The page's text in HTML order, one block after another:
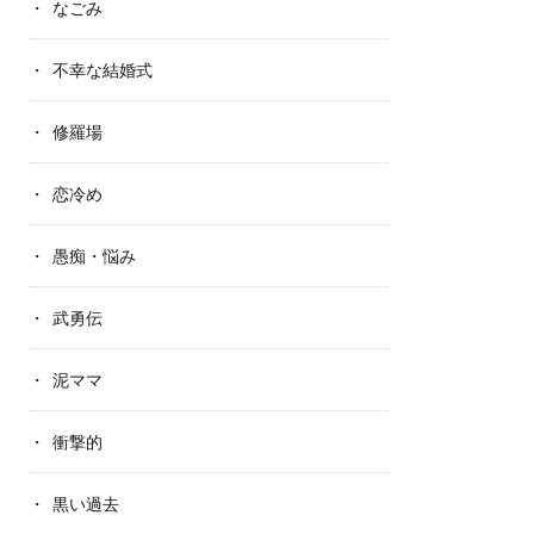
なごみ
不幸な結婚式
修羅場
恋冷め
愚痴・悩み
武勇伝
泥ママ
衝撃的
黒い過去